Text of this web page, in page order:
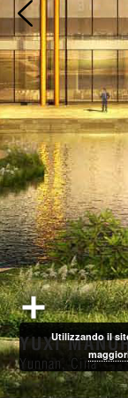
YUXI
Yunnan, Cina
Utilizzando il